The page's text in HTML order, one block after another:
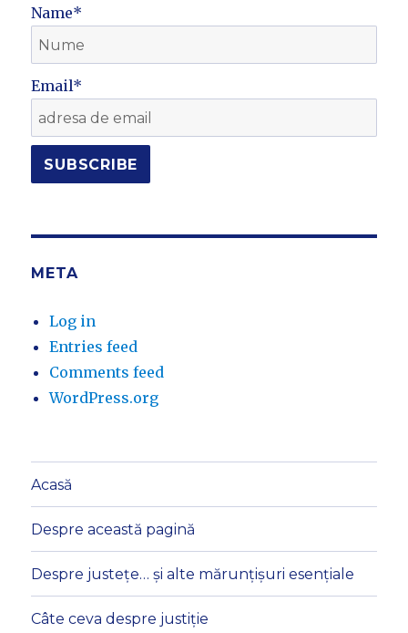
Name*
Email*
META
Log in
Entries feed
Comments feed
WordPress.org
Acasă
Despre această pagină
Despre justețe… și alte mărunțișuri esențiale
Câte ceva despre justiție